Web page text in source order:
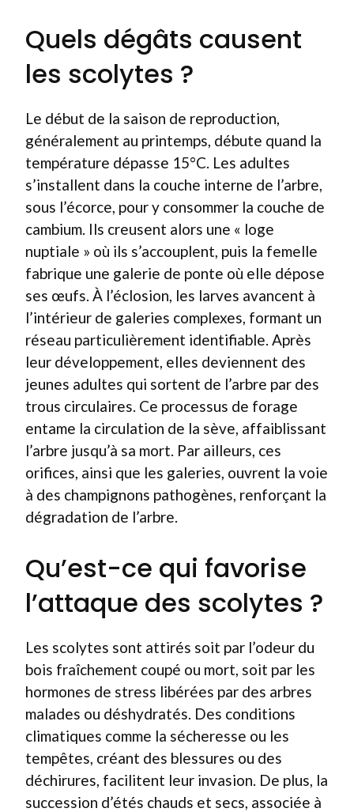
Quels dégâts causent
les scolytes ?
Le début de la saison de reproduction,
généralement au printemps, débute quand la
température dépasse 15°C. Les adultes
s’installent dans la couche interne de l’arbre,
sous l’écorce, pour y consommer la couche de
cambium. Ils creusent alors une « loge
nuptiale » où ils s’accouplent, puis la femelle
fabrique une galerie de ponte où elle dépose
ses œufs. À l’éclosion, les larves avancent à
l’intérieur de galeries complexes, formant un
réseau particulièrement identifiable. Après
leur développement, elles deviennent des
jeunes adultes qui sortent de l’arbre par des
trous circulaires. Ce processus de forage
entame la circulation de la sève, affaiblissant
l’arbre jusqu’à sa mort. Par ailleurs, ces
orifices, ainsi que les galeries, ouvrent la voie
à des champignons pathogènes, renforçant la
dégradation de l’arbre.
Qu’est-ce qui favorise
l’attaque des scolytes ?
Les scolytes sont attirés soit par l’odeur du
bois fraîchement coupé ou mort, soit par les
hormones de stress libérées par des arbres
malades ou déshydratés. Des conditions
climatiques comme la sécheresse ou les
tempêtes, créant des blessures ou des
déchirures, facilitent leur invasion. De plus, la
succession d’étés chauds et secs, associée à